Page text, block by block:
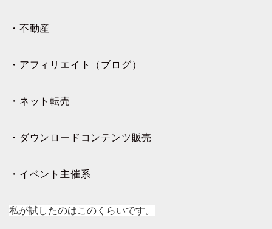
・不動産
・アフィリエイト（ブログ）
・ネット転売
・ダウンロードコンテンツ販売
・イベント主催系
私が試したのはこのくらいです。